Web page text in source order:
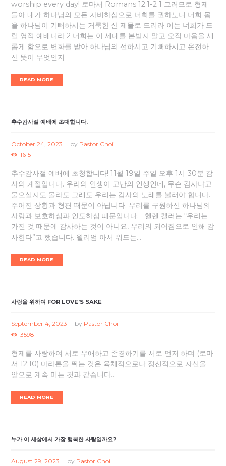
worship every day! 로마서 Romans 12:1-2 1 그러므로 형제
들아 내가 하나님의 모든 자비하심으로 너희를 권하노니 너희 몸
을 하나님이 기뻐하시는 거룩한 산 제물로 드리라 이는 너희가 드
릴 영적 예배니라 2 너희는 이 세대를 본받지 말고 오직 마음을 새
롭게 함으로 변화를 받아 하나님의 선하시고 기뻐하시고 온전하
신 뜻이 무엇인지
READ MORE
추수감사절 예배에 초대합니다.
October 24, 2023 by Pastor Choi
1615
추수감사절 예배에 초청합니다! 11월 19일 주일 오후 1시 30분 감
사의 계절입니다. 우리의 인생이 고난의 인생인데, 무슨 감사냐고
물으실지도 몰라도 그래도 우리는 감사의 노래를 불러야 합니다.
주어진 상황과 형편 때문이 아닙니다. 우리를 구원하신 하나님의
사랑과 보호하심과 인도하심 때문입니다. 헬렌 켈러는 “우리는
가진 것 때문에 감사하는 것이 아니요, 우리의 되어짐으로 인해 감
사한다”고 했습니다. 윌리엄 아서 워드는...
READ MORE
사랑을 위하여 FOR LOVE’S SAKE
September 4, 2023 by Pastor Choi
3598
형제를 사랑하여 서로 우애하고 존경하기를 서로 먼저 하며 (로마
서 12:10) 마라톤을 뛰는 것은 육체적으로나 정신적으로 자신을
앞으로 계속 미는 것과 같습니다...
READ MORE
누가 이 세상에서 가장 행복한 사람일까요?
August 29, 2023 by Pastor Choi